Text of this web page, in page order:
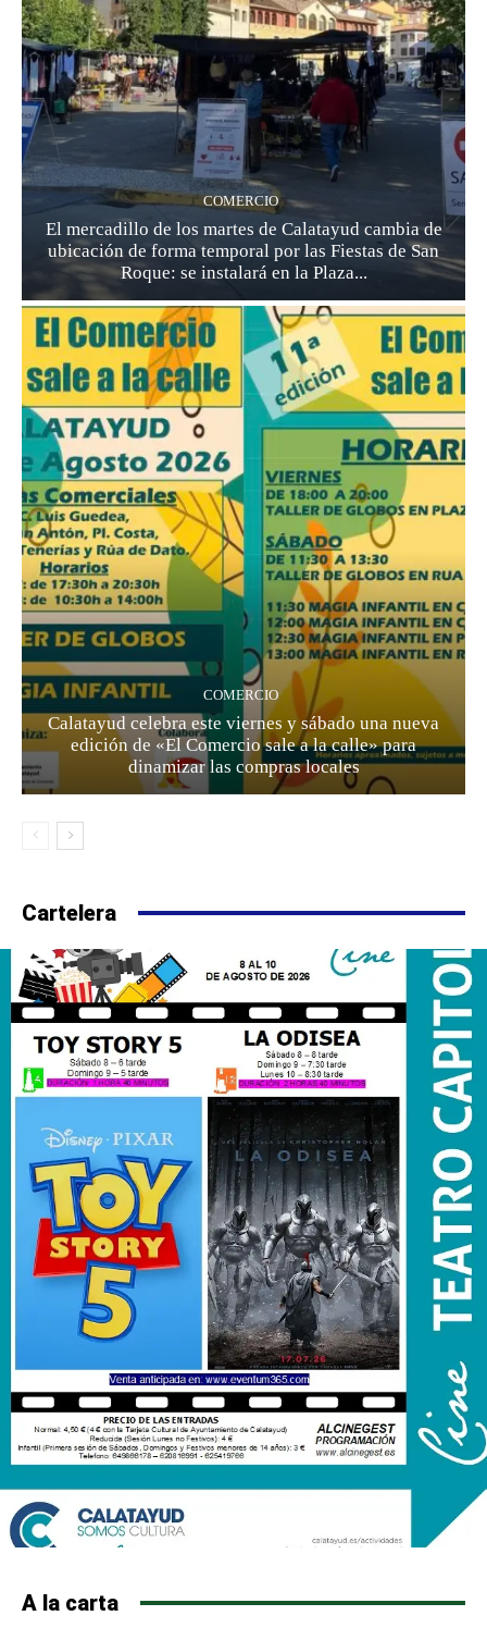
COMERCIO
El mercadillo de los martes de Calatayud cambia de
ubicación de forma temporal por las Fiestas de San
Roque: se instalará en la Plaza...
COMERCIO
Calatayud celebra este viernes y sábado una nueva
edición de «El Comercio sale a la calle» para
dinamizar las compras locales
Cartelera
A la carta